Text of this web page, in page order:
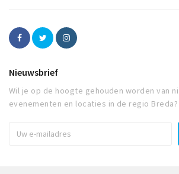
Nieuwsbrief
Wil je op de hoogte gehouden worden van
evenementen en locaties in de regio Breda?